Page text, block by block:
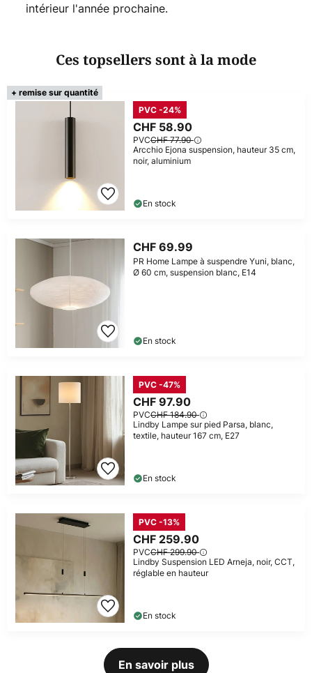
intérieur l'année prochaine.
Ces topsellers sont à la mode
+ remise sur quantité
CHF 58.90
PVCCHF 77.90
PVC -24%
Arcchio Ejona suspension, hauteur 35 cm,
noir, aluminium
En stock
CHF 69.99
PR Home Lampe à suspendre Yuni, blanc,
Ø 60 cm, suspension blanc, E14
En stock
CHF 97.90
PVCCHF 184.90
PVC -47%
Lindby Lampe sur pied Parsa, blanc,
textile, hauteur 167 cm, E27
En stock
CHF 259.90
PVCCHF 299.90
PVC -13%
Lindby Suspension LED Arneja, noir, CCT,
réglable en hauteur
En stock
En savoir plus